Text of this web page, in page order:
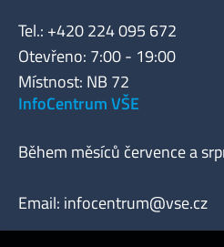
Tel.: +420 224 095 672
Otevřeno: 7:00 - 19:00
Místnost: NB 72
InfoCentrum VŠE
Během měsíců července a
Email: infocentrum@vse.cz